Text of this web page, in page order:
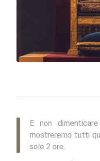
E non dimenticare
mostreremo tutti
sole 2 ore.